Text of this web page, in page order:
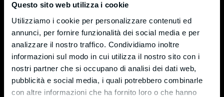
Questo sito web utilizza i cookie
Utilizziamo i cookie per personalizzare contenuti ed
annunci, per fornire funzionalità dei social media e per
analizzare il nostro traffico. Condividiamo inoltre
informazioni sul modo in cui utilizza il nostro sito con i
nostri partner che si occupano di analisi dei dati web,
pubblicità e social media, i quali potrebbero combinarle
con altre informazioni che ha fornito loro o che hanno
B.M s.r.l.
Monticello (LC) – 23876
Via Moneta, 7 – fraz. Cortenuova
Fax +39 039 9205589
info@bmpianilavoro.it